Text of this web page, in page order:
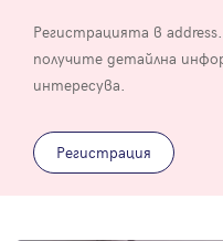
Регистрацията в
получите детайлна
интересува.
Регистрация